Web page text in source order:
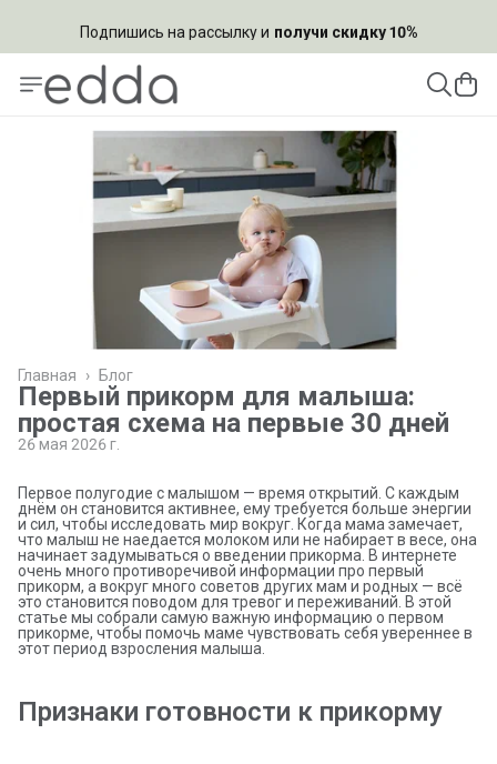
Подпишись на рассылку и получи скидку 10%
Блог
Главная ›
Первый прикорм для малыша:
простая схема на первые 30 дней
26 мая 2026 г.
Первое полугодие с малышом — время открытий. С каждым
днём он становится активнее, ему требуется больше энергии
и сил, чтобы исследовать мир вокруг. Когда мама замечает,
что малыш не наедается молоком или не набирает в весе, она
начинает задумываться о введении прикорма. В интернете
очень много противоречивой информации про первый
прикорм, а вокруг много советов других мам и родных — всё
это становится поводом для тревог и переживаний. В этой
статье мы собрали самую важную информацию о первом
прикорме, чтобы помочь маме чувствовать себя увереннее в
этот период взросления малыша.
Признаки готовности к прикорму